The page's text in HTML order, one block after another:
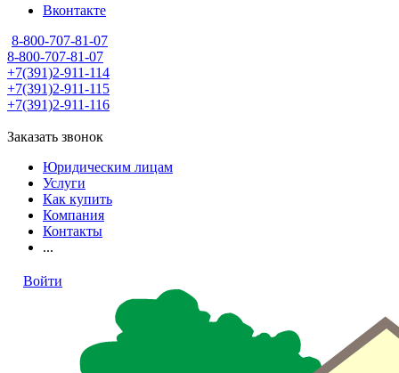
Вконтакте
8-800-707-81-07
8-800-707-81-07
+7(391)2-911-114
+7(391)2-911-115
+7(391)2-911-116
Заказать звонок
Юридическим лицам
Услуги
Как купить
Компания
Контакты
...
Войти